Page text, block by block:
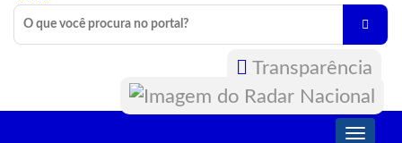
Transparência
Toggle